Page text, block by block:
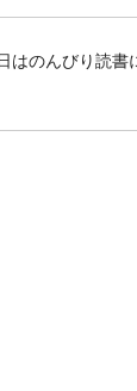
はのんびり読書